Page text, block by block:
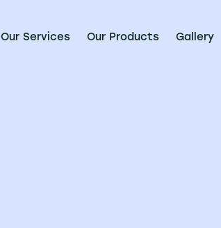
Our Services Our Products Gallery